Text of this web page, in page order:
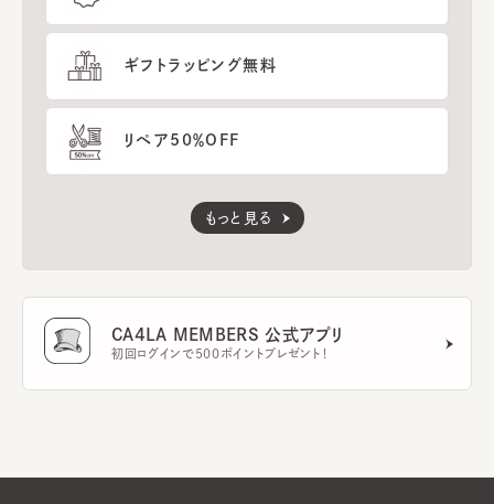
ギフトラッピング無料
リペア50％OFF
もっと見る
CA4LA MEMBERS 公式アプリ
初回ログインで500ポイントプレゼント！